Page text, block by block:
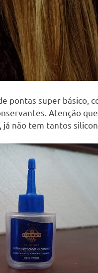
pontas super básico,
Atenção
já não tem tantos